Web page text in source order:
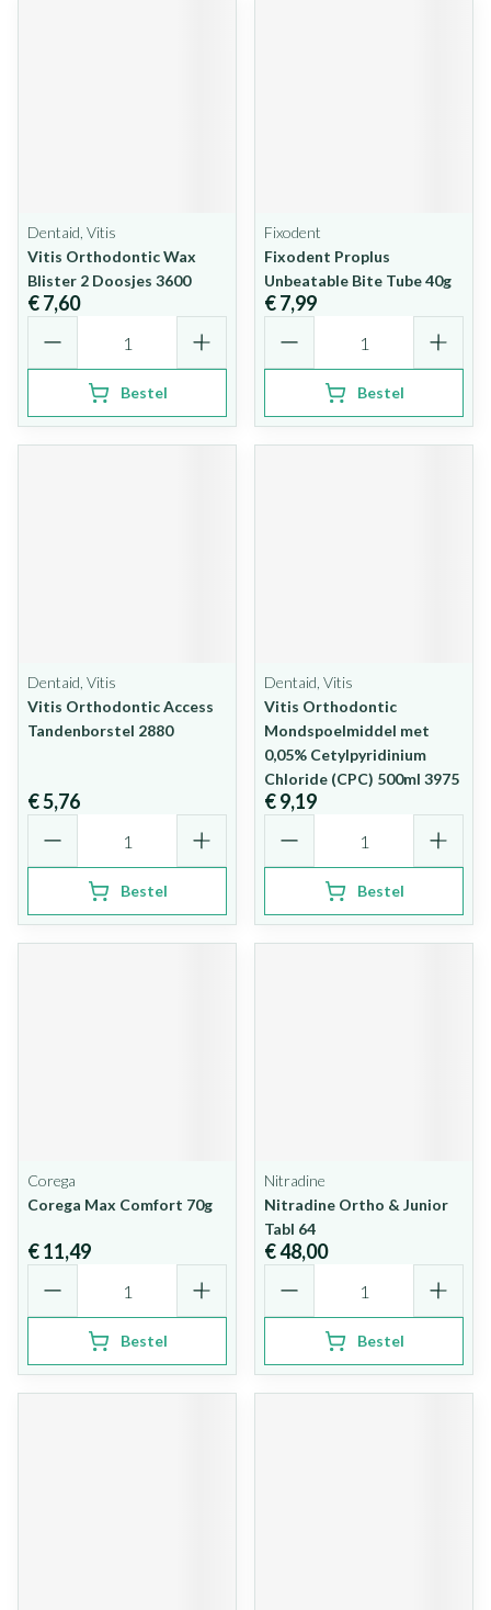
Dentaid, Vitis
Vitis Orthodontic Wax
Blister 2 Doosjes 3600
€ 7,60
Bestel
Fixodent
Fixodent Proplus
Unbeatable Bite Tube 40g
€ 7,99
Bestel
Dentaid, Vitis
Vitis Orthodontic Access
Tandenborstel 2880
€ 5,76
Bestel
Dentaid, Vitis
Vitis Orthodontic
Mondspoelmiddel met
0,05% Cetylpyridinium
Chloride (CPC) 500ml 3975
€ 9,19
Bestel
Corega
Corega Max Comfort 70g
€ 11,49
Bestel
Nitradine
Nitradine Ortho & Junior
Tabl 64
€ 48,00
Bestel